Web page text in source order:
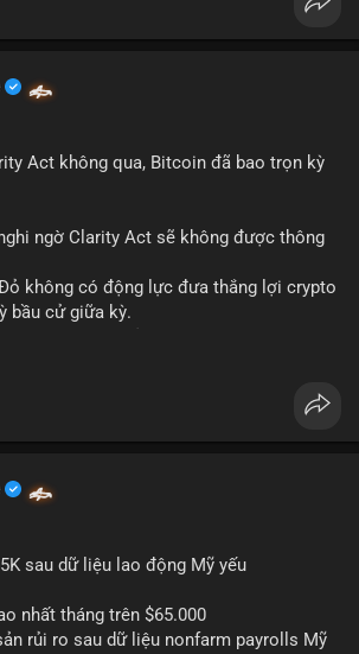
Act không qua, Bitcoin đã bao trọn kỳ
ngờ Clarity Act sẽ không được thông
không có động lực đưa thắng lợi crypto
bầu cử giữa kỳ.
#btc
sau dữ liệu lao động Mỹ yếu
nhất tháng trên $65.000
rủi ro sau dữ liệu nonfarm payrolls Mỹ